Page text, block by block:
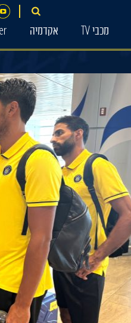
מכבי TV אקדמיה